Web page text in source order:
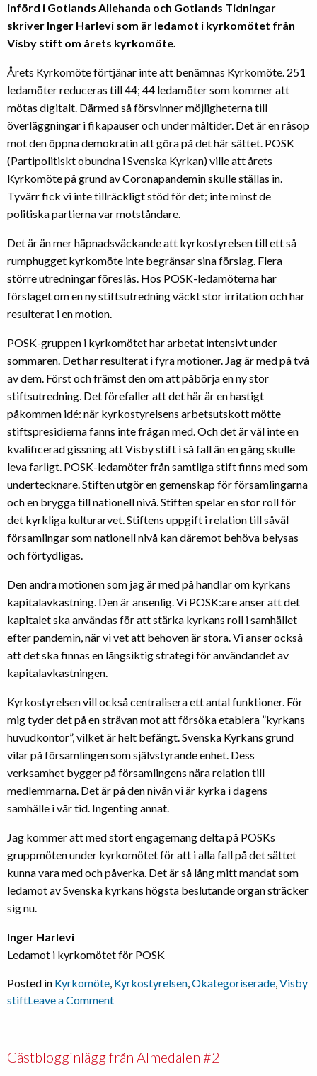
införd i Gotlands Allehanda och Gotlands Tidningar
skriver Inger Harlevi som är ledamot i kyrkomötet från
Visby stift om årets kyrkomöte.
Årets Kyrkomöte förtjänar inte att benämnas Kyrkomöte. 251
ledamöter reduceras till 44; 44 ledamöter som kommer att
mötas digitalt. Därmed så försvinner möjligheterna till
överläggningar i fikapauser och under måltider. Det är en råsop
mot den öppna demokratin att göra på det här sättet. POSK
(Partipolitiskt obundna i Svenska Kyrkan) ville att årets
Kyrkomöte på grund av Coronapandemin skulle ställas in.
Tyvärr fick vi inte tillräckligt stöd för det; inte minst de
politiska partierna var motståndare.
Det är än mer häpnadsväckande att kyrkostyrelsen till ett så
rumphugget kyrkomöte inte begränsar sina förslag. Flera
större utredningar föreslås. Hos POSK-ledamöterna har
förslaget om en ny stiftsutredning väckt stor irritation och har
resulterat i en motion.
POSK-gruppen i kyrkomötet har arbetat intensivt under
sommaren. Det har resulterat i fyra motioner. Jag är med på två
av dem. Först och främst den om att påbörja en ny stor
stiftsutredning. Det förefaller att det här är en hastigt
påkommen idé: när kyrkostyrelsens arbetsutskott mötte
stiftspresidierna fanns inte frågan med. Och det är väl inte en
kvalificerad gissning att Visby stift i så fall än en gång skulle
leva farligt. POSK-ledamöter från samtliga stift finns med som
undertecknare. Stiften utgör en gemenskap för församlingarna
och en brygga till nationell nivå. Stiften spelar en stor roll för
det kyrkliga kulturarvet. Stiftens uppgift i relation till såväl
församlingar som nationell nivå kan däremot behöva belysas
och förtydligas.
Den andra motionen som jag är med på handlar om kyrkans
kapitalavkastning. Den är ansenlig. Vi POSK:are anser att det
kapitalet ska användas för att stärka kyrkans roll i samhället
efter pandemin, när vi vet att behoven är stora. Vi anser också
att det ska finnas en långsiktig strategi för användandet av
kapitalavkastningen.
Kyrkostyrelsen vill också centralisera ett antal funktioner. För
mig tyder det på en strävan mot att försöka etablera ”kyrkans
huvudkontor”, vilket är helt befängt. Svenska Kyrkans grund
vilar på församlingen som självstyrande enhet. Dess
verksamhet bygger på församlingens nära relation till
medlemmarna. Det är på den nivån vi är kyrka i dagens
samhälle i vår tid. Ingenting annat.
Jag kommer att med stort engagemang delta på POSKs
gruppmöten under kyrkomötet för att i alla fall på det sättet
kunna vara med och påverka. Det är så lång mitt mandat som
ledamot av Svenska kyrkans högsta beslutande organ sträcker
sig nu.
Inger Harlevi
Ledamot i kyrkomötet för POSK
Posted in Kyrkomöte, Kyrkostyrelsen,Okategoriserade,Visby
stiftLeave a Commenton
inte
Gästblogginlägg från Almedalen #2